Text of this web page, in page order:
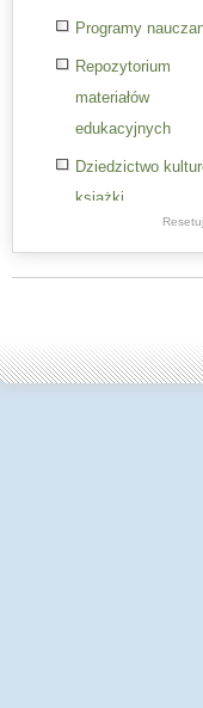
Programy
Repozytorium
materiałów
edukacyjnych
Dziedzictwo
książki